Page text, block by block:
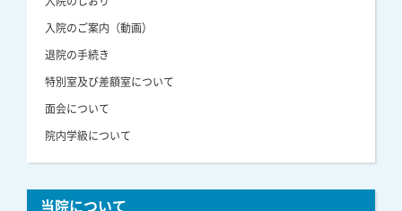
入院のご案内（動画）
退院の手続き
特別室及び差額室について
面会について
院内学級について
当院について